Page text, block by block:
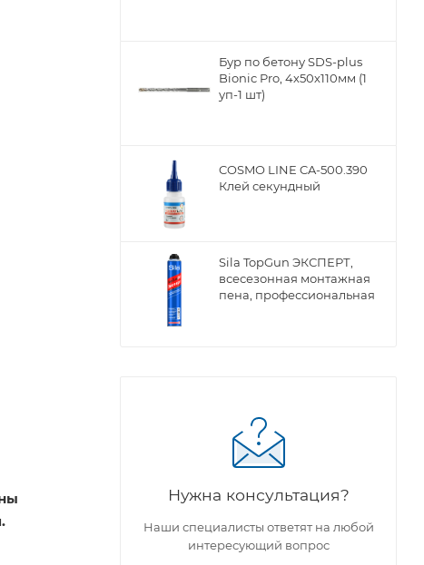
Бур по бетону SDS-plus
Bionic Pro, 4х50х110мм (1
уп-1 шт)
COSMO LINE CA-500.390
Клей секундный
Sila TopGun ЭКСПЕРТ,
всесезонная монтажная
пена, профессиональная
Нужна консультация?
Наши специалисты ответят на любой
интересующий вопрос